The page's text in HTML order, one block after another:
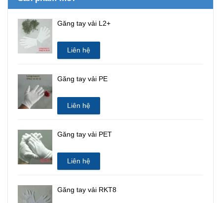
Găng tay vải L2+
Liên hệ
Găng tay vải PE
Liên hệ
Găng tay vải PET
Liên hệ
Găng tay vải RKT8